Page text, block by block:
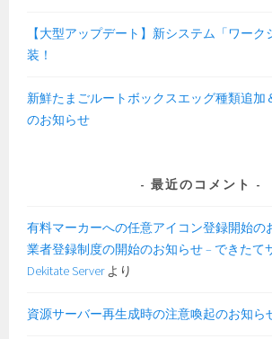
【大型アップデート】新システム「ワー
装！
新鮮たまごルートボックスエッグ種類追加
のお知らせ
最近のコメント
有料マーカーへの任意アイコン登録開始の
業者登録制度の開始のお知らせ – できたて
Dekitate Serverより
資源サーバー再生成時の注意喚起のお知ら